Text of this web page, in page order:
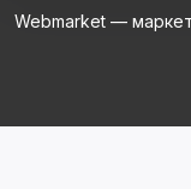
Webmarket —